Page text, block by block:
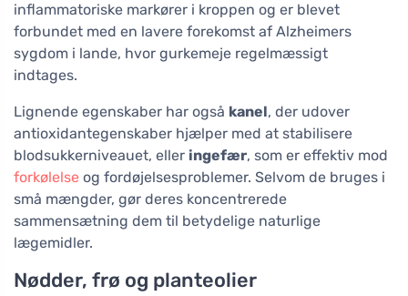
inflammatoriske markører i kroppen og er blevet
forbundet med en lavere forekomst af Alzheimers
sygdom i lande, hvor gurkemeje regelmæssigt
indtages.
Lignende egenskaber har også kanel, der udover
antioxidantegenskaber hjælper med at stabilisere
blodsukkerniveauet, eller ingefær, som er effektiv mod
forkølelse og fordøjelsesproblemer. Selvom de bruges i
små mængder, gør deres koncentrerede
sammensætning dem til betydelige naturlige
lægemidler.
Nødder, frø og planteolier